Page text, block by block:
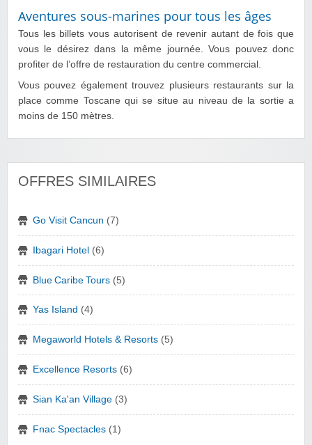
Aventures sous-marines pour tous les âges
Tous les billets vous autorisent de revenir autant de fois que
vous le désirez dans la même journée. Vous pouvez donc
profiter de l’offre de restauration du centre commercial.
Vous pouvez également trouvez plusieurs restaurants sur la
place comme Toscane qui se situe au niveau de la sortie a
moins de 150 mètres.
OFFRES SIMILAIRES
Go Visit Cancun (7)
Ibagari Hotel (6)
Blue Caribe Tours (5)
Yas Island (4)
Megaworld Hotels & Resorts (5)
Excellence Resorts (6)
Sian Ka'an Village (3)
Fnac Spectacles (1)